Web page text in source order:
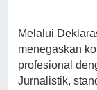
Melalui
menegaskan
profesional
Jurnalistik,